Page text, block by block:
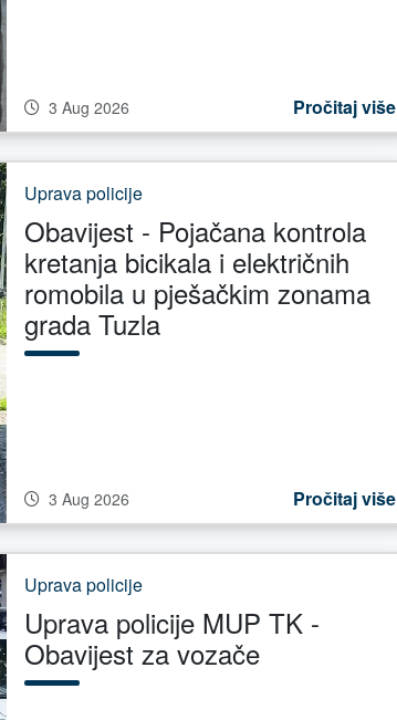
3 Aug 2026 Pročitaj više
Uprava policije
Obavijest - Pojačana kontrola
kretanja bicikala i električnih
romobila u pješačkim zonama
grada Tuzla
3 Aug 2026 Pročitaj više
Uprava policije
Uprava policije MUP TK -
Obavijest za vozače